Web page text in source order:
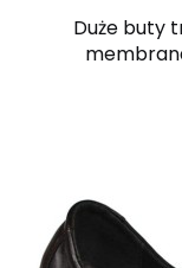
Duże buty